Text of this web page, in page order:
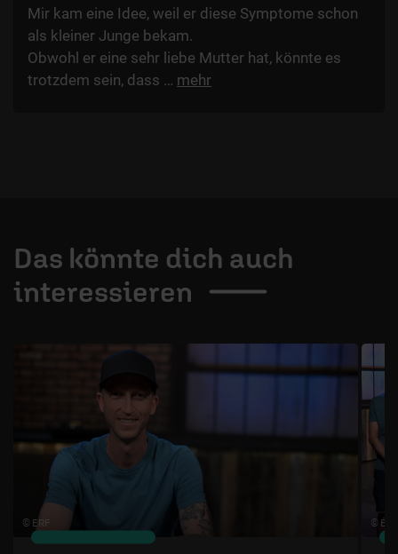
Mir kam eine Idee, weil er diese Symptome schon
als kleiner Junge bekam.
Obwohl er eine sehr liebe Mutter hat, könnte es
trotzdem sein, dass … mehr
Das könnte dich auch
interessieren
© ERF © ÉRF